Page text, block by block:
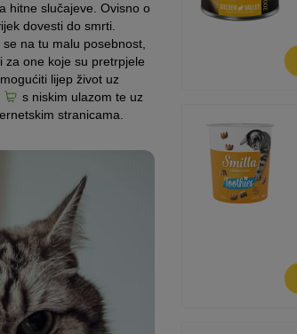
hitne slučajeve. Ovisno o
dovesti do smrti.
na tu malu posebnost,
za one koje su pretrpjele
lijep život uz
s niskim ulazom te uz
stranicama.